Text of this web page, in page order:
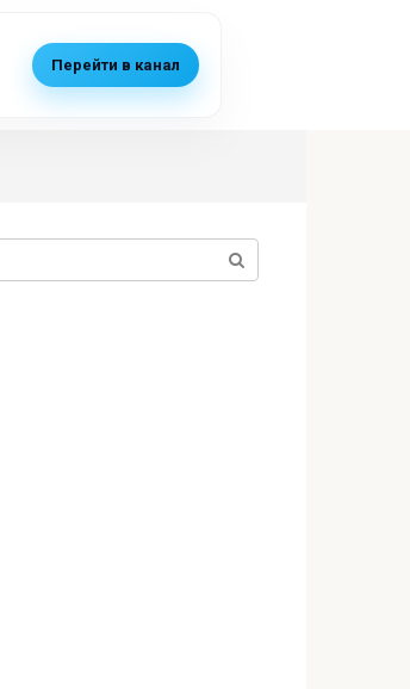
Перейти в канал